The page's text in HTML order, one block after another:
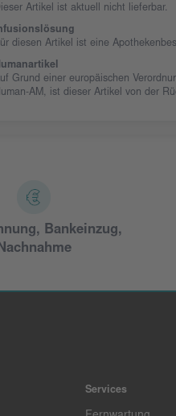
Artikel ist aktuell nicht lieferbar.
diesen Artikel ist eine
Grund einer europäischen
AM, ist dieser Artikel von der
Bankeinzug,
Services